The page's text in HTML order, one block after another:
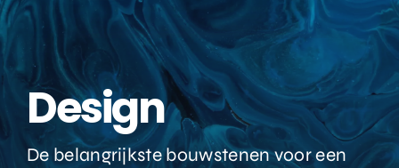
Design
De belangrijkste bouwstenen voor een